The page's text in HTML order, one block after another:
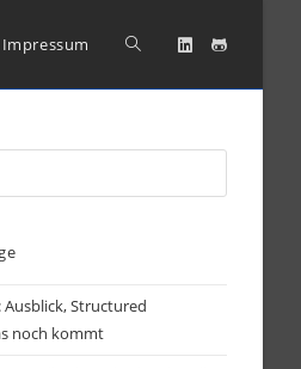
Impressum Website-
Escape
Ausblick, Structured
noch kommt